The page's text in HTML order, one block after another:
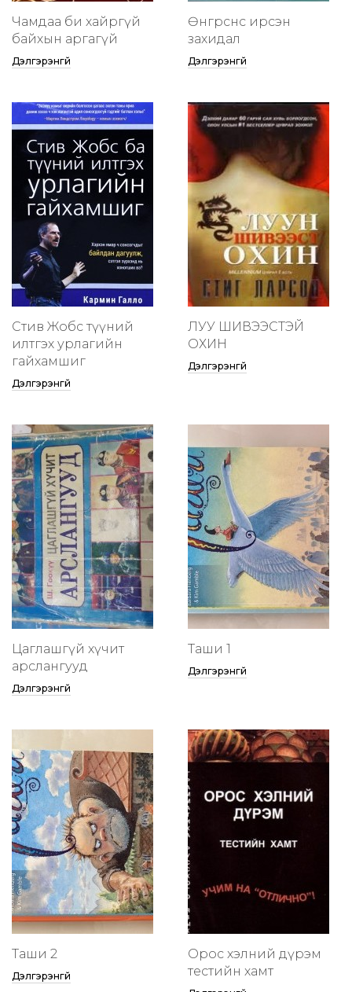
Чамдаа би хайргүй
байхын аргагүй
Дэлгэрэнгүй
Өнгөрснөөс ирсэн
захидал
Дэлгэрэнгүй
Стив Жобс түүний
илтгэх урлагийн
гайхамшиг
Дэлгэрэнгүй
ЛУУ ШИВЭЭСТЭЙ
ОХИН
Дэлгэрэнгүй
Цаглашгүй хүчит
арслангууд
Дэлгэрэнгүй
Таши 1
Дэлгэрэнгүй
Таши 2
Дэлгэрэнгүй
Орос хэлний дүрэм
тестийн хамт